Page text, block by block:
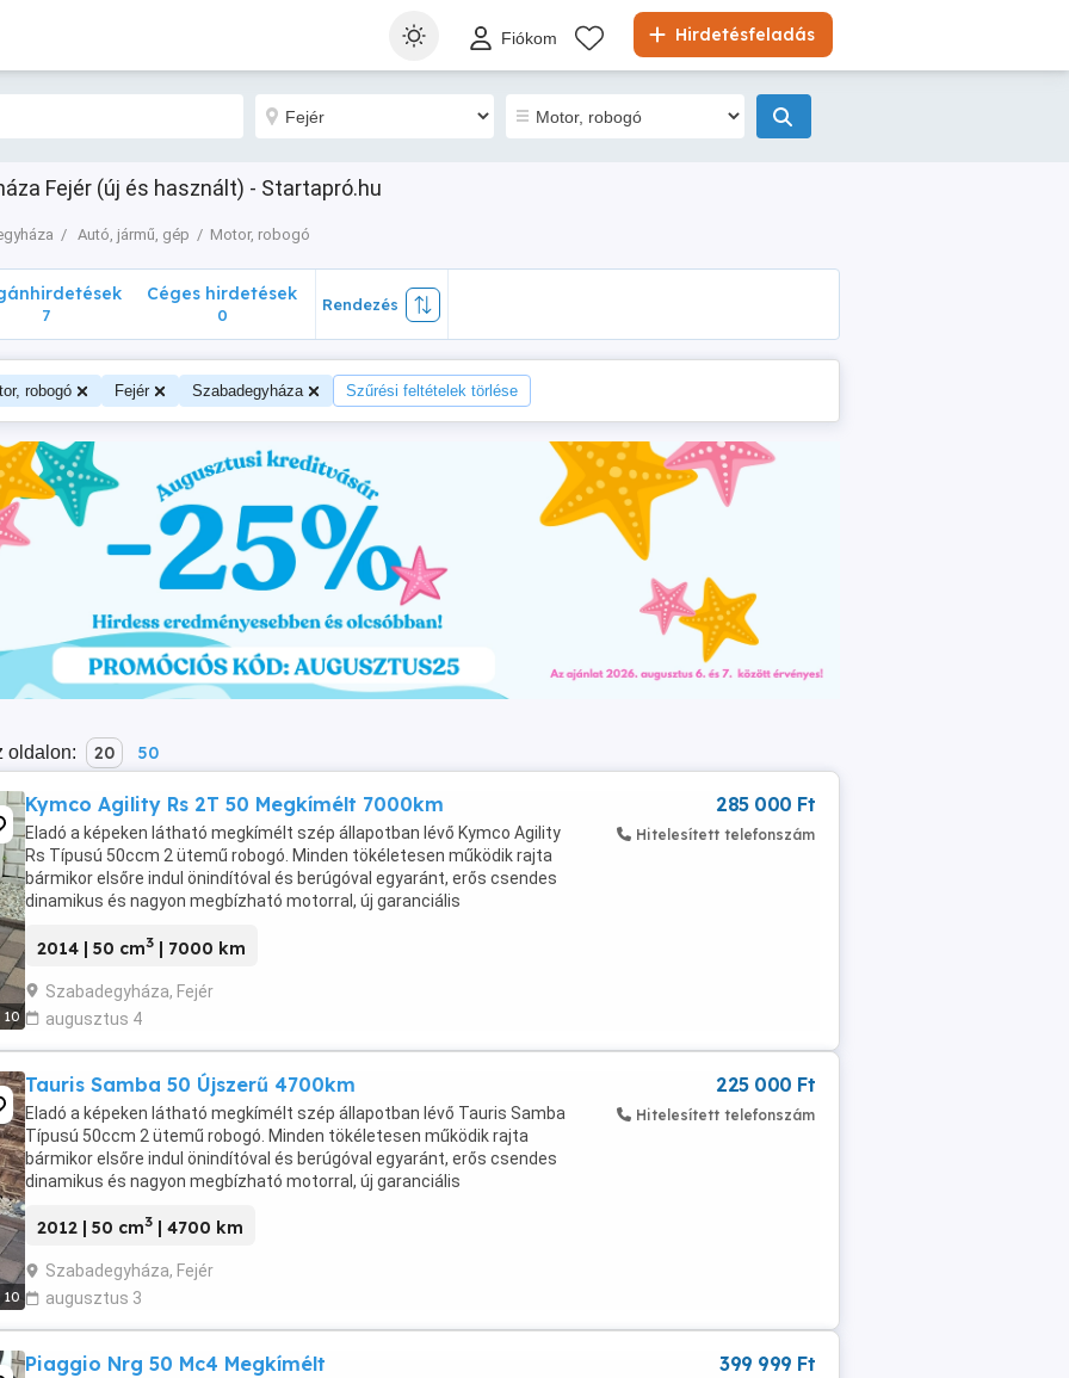
Hirdetésfeladás
Fiókom
Fejér (új és használt) - Startapró.hu
Autó, jármű, gép Motor, robogó
7
Céges hirdetések
0
Rendezés
robogó Fejér Szabadegyháza Szűrési feltételek törlése
oldalon: 20 50
10
Kymco Agility Rs 2T 50 Megkímélt 7000km
Eladó a képeken látható megkímélt szép állapotban lévő Kymco Agility
Rs Típusú 50ccm 2 ütemű robogó. Minden tökéletesen működik rajta
bármikor elsőre indul önindítóval és berúgóval egyaránt, erős csendes
dinamikus és nagyon megbízható motorral, új garanciális
2014 | 50 cm3 | 7000 km
Szabadegyháza, Fejér
augusztus 4
285 000 Ft
Hitelesített telefonszám
10
Tauris Samba 50 Újszerű 4700km
Eladó a képeken látható megkímélt szép állapotban lévő Tauris Samba
Típusú 50ccm 2 ütemű robogó. Minden tökéletesen működik rajta
bármikor elsőre indul önindítóval és berúgóval egyaránt, erős csendes
dinamikus és nagyon megbízható motorral, új garanciális
2012 | 50 cm3 | 4700 km
Szabadegyháza, Fejér
augusztus 3
225 000 Ft
Hitelesített telefonszám
Piaggio Nrg 50 Mc4 Megkímélt 399 999 Ft